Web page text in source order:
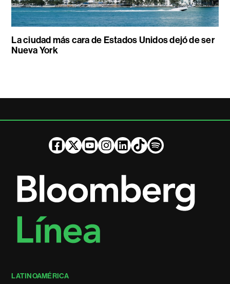
La ciudad más cara de Estados Unidos dejó de ser
Nueva York
LATINOAMÉRICA